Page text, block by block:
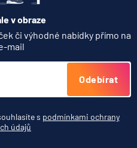
v obraze
či výhodné nabídky přímo na
mail
Odebírat
s podmínkami ochrany
údajů